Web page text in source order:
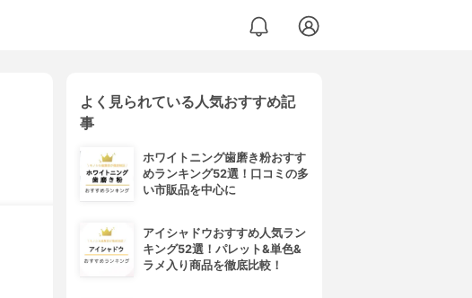
よく見られている人気おすすめ記
事
ホワイトニング歯磨き粉おすす
めランキング52選！口コミの多
い市販品を中心に
アイシャドウおすすめ人気ラン
キング52選！パレット&単色&
ラメ入り商品を徹底比較！